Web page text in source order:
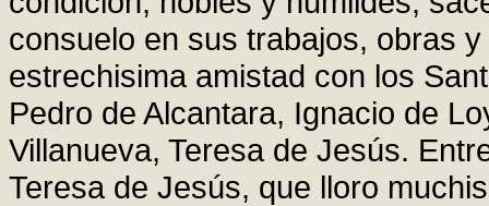
consuelo en sus trabajos, obras
estrechisima amistad con los
Pedro de Alcantara, Ignacio de
Villanueva, Teresa de Jesús.
Teresa de Jesús, que lloro